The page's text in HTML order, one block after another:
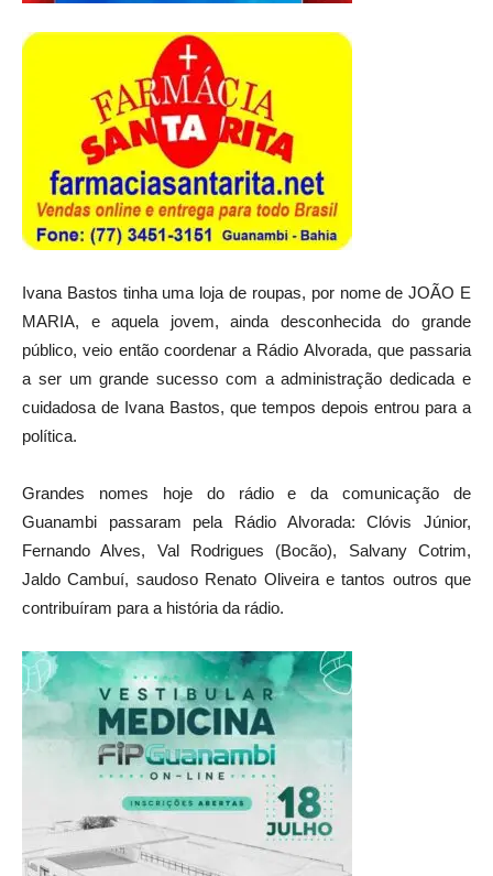
Ivana Bastos tinha uma loja de roupas, por nome de JOÃO E
MARIA, e aquela jovem, ainda desconhecida do grande
público, veio então coordenar a Rádio Alvorada, que passaria
a ser um grande sucesso com a administração dedicada e
cuidadosa de Ivana Bastos, que tempos depois entrou para a
política.
Grandes nomes hoje do rádio e da comunicação de
Guanambi passaram pela Rádio Alvorada: Clóvis Júnior,
Fernando Alves, Val Rodrigues (Bocão), Salvany Cotrim,
Jaldo Cambuí, saudoso Renato Oliveira e tantos outros que
contribuíram para a história da rádio.